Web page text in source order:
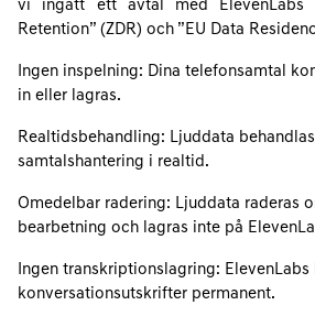
vi ingått ett avtal med ElevenLabs
Retention” (ZDR) och ”EU Data
Ingen inspelning: Dina telefonsamtal
in eller lagras.
Realtidsbehandling: Ljuddata
samtalshantering i realtid.
Omedelbar radering: Ljuddata raderas
bearbetning och lagras inte på
Ingen transkriptionslagring: ElevenLabs
konversationsutskrifter permanent.